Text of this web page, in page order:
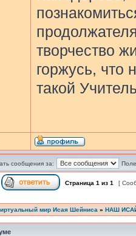
творчество
горжусь, что
такой
сообщения за:
Страница 1 из 1 [
мир Исая Шейниса » НАШ